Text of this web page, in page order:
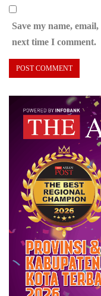
Save my name,
next time I comment.